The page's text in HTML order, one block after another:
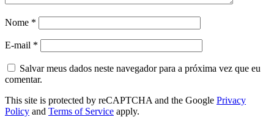
Nome *
E-mail *
Salvar meus dados neste navegador para a próxima vez que eu
comentar.
This site is protected by reCAPTCHA and the Google Privacy
Policy and Terms of Service apply.